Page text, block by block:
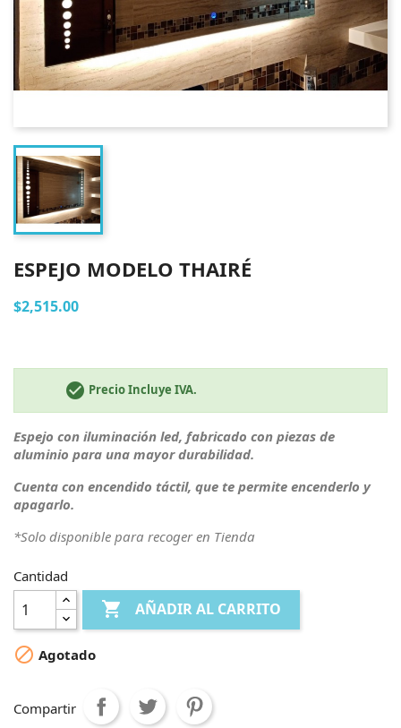
ESPEJO MODELO THAIRÉ
$2,515.00
check_circle Precio Incluye IVA.
Espejo con iluminación led, fabricado con piezas de
aluminio para una mayor durabilidad.
Cuenta con encendido táctil, que te permite encenderlo y
apagarlo.
*Solo disponible para recoger en Tienda
Cantidad
 AÑADIR AL CARRITO
 Agotado
Compartir